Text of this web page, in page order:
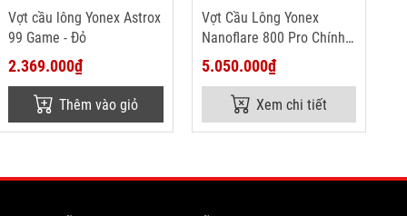
Vợt cầu lông Yonex Astrox
99 Game - Đỏ
2.369.000₫
Thêm vào giỏ
Vợt Cầu Lông Yonex
Nanoflare 800 Pro Chính
Hãng (Xách tay)
5.050.000₫
Xem chi tiết